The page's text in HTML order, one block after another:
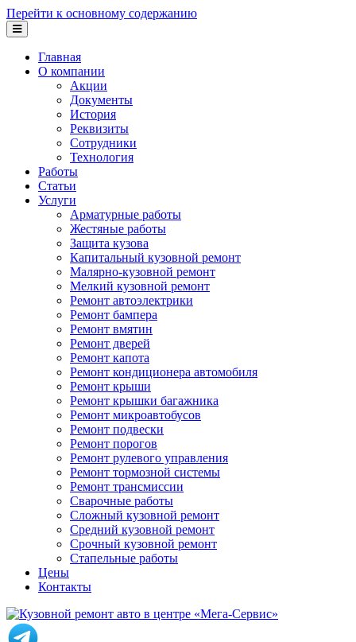
Перейти к основному содержанию
Главная
О компании
Акции
Документы
История
Реквизиты
Сотрудники
Технология
Работы
Статьи
Услуги
Арматурные работы
Жестяные работы
Защита кузова
Капитальный кузовной ремонт
Малярно-кузовной ремонт
Мелкий кузовной ремонт
Ремонт автоэлектрики
Ремонт бампера
Ремонт вмятин
Ремонт дверей
Ремонт капота
Ремонт кондиционера автомобиля
Ремонт крыши
Ремонт крышки багажника
Ремонт микроавтобусов
Ремонт подвески
Ремонт порогов
Ремонт рулевого управления
Ремонт тормозной системы
Ремонт трансмиссии
Сварочные работы
Сложный кузовной ремонт
Средний кузовной ремонт
Срочный кузовной ремонт
Стапельные работы
Цены
Контакты